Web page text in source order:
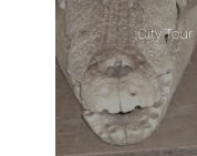
City Tour